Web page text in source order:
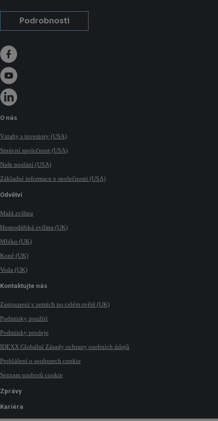
Podrobnosti
O nás
Vztahy s investory (USA)
Správní společnost (USA)
Naše poslání (USA)
Základní informace o společnosti (USA)
Odvětví
Malá zvířata
Hospodářská zvířata (UK)
Mléko (UK)
Koně (UK)
Voda (UK)
Kontaktujte nás
Zastoupení v zemích po celém světě (UK)
Podmínky použití
Podmínky prodeje
IDEXX Globální Zásady ochrany osobních údajů
Prohlášení o souborech cookie
Seznam souborů cookie
Zprávy
Kariéra